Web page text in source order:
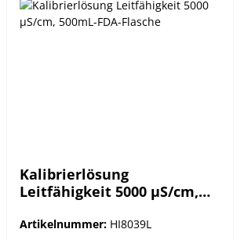
Kalibrierlösung
Leitfähigkeit 5000 µS/cm,
Artikelnummer: HI8039L